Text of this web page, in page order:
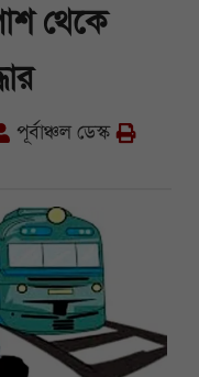
থেকে
পূর্বাঞ্চল ডেস্ক